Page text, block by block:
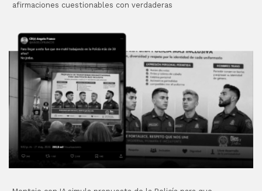
afirmaciones cuestionables con verdaderas